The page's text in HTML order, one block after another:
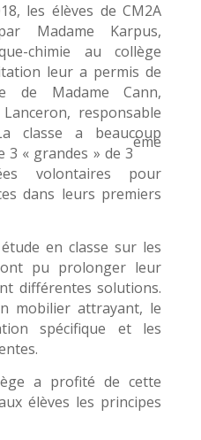
les élèves de CM2A
Madame Karpus,
chimie au collège
leur a permis de
de Madame Cann,
responsable
classe a beaucoup
3 « grandes » de 3
ème
volontaires pour
dans leurs premiers
en classe sur les
ont pu prolonger leur
différentes solutions.
mobilier attrayant, le
spécifique et les
a profité de cette
élèves les principes